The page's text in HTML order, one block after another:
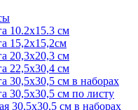
10.2х15.3 см
15,2х15,2см
20,3х20,3 см
22,5х30,4 см
30,5х30,5 см в наборах
30,5х30,5 см по листу
30,5х30,5 см в наборах